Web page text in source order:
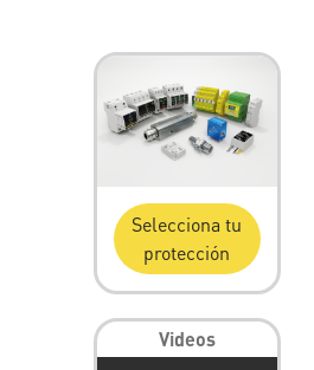
Selecciona tu
protección
Videos